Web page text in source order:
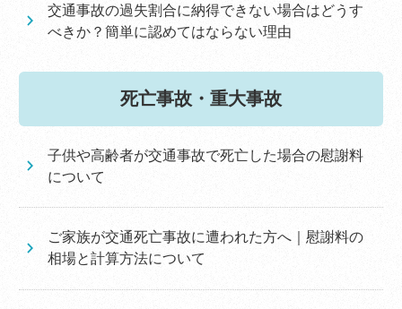
交通事故の過失割合に納得できない場合はどうす
べきか？簡単に認めてはならない理由
死亡事故・重大事故
子供や高齢者が交通事故で死亡した場合の慰謝料
について
ご家族が交通死亡事故に遭われた方へ｜慰謝料の
相場と計算方法について